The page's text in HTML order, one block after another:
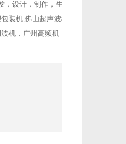
设计，制作，生产，
装机,佛山超声波机,广
机，广州高频机，广